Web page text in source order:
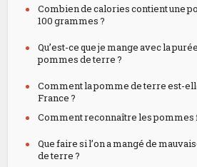
Combien de calories contient une
100 grammes ?
Qu’est-ce que je mange avec la
pommes de terre ?
Comment la pomme de terre est-
France ?
Comment reconnaître les pommes
Que faire si l’on a mangé de
de terre ?